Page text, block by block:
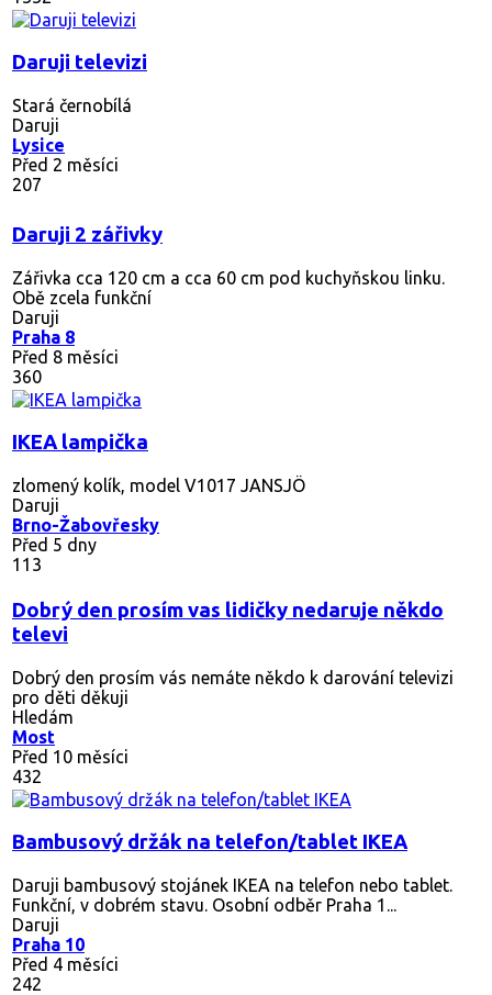
Daruji televizi
Stará černobílá
Daruji
Lysice
Před 2 měsíci
207
Daruji 2 zářivky
Zářivka cca 120 cm a cca 60 cm pod kuchyňskou linku.
Obě zcela funkční
Daruji
Praha 8
Před 8 měsíci
360
IKEA lampička
zlomený kolík, model V1017 JANSJÖ
Daruji
Brno-Žabovřesky
Před 5 dny
113
Dobrý den prosím vas lidičky nedaruje někdo
televi
Dobrý den prosím vás nemáte někdo k darování televizi
pro děti děkuji
Hledám
Most
Před 10 měsíci
432
Bambusový držák na telefon/tablet IKEA
Daruji bambusový stojánek IKEA na telefon nebo tablet.
Funkční, v dobrém stavu. Osobní odběr Praha 1...
Daruji
Praha 10
Před 4 měsíci
242